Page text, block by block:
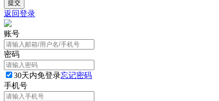
返回登录
账号
密码
30天内免登录忘记密码
手机号